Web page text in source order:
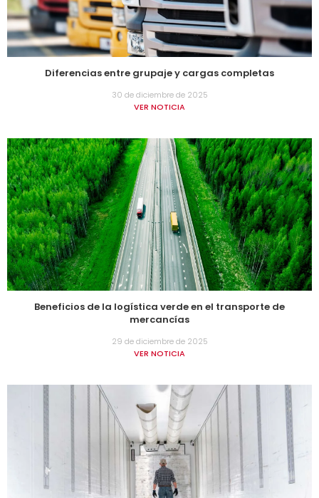
Diferencias entre grupaje y cargas completas
30 de diciembre de 2025
VER NOTICIA
Beneficios de la logística verde en el transporte de
mercancías
29 de diciembre de 2025
VER NOTICIA